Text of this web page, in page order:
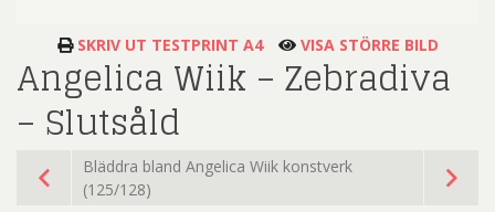
SKRIV UT TESTPRINT A4 VISA STÖRRE BILD
Angelica Wiik – Zebradiva
– Slutsåld
Bläddra bland Angelica Wiik konstverk
(125/128)